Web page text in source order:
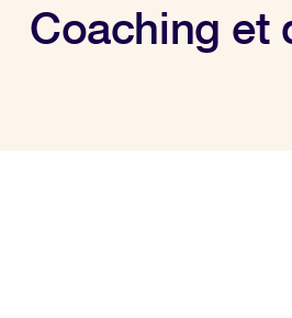
Coaching et